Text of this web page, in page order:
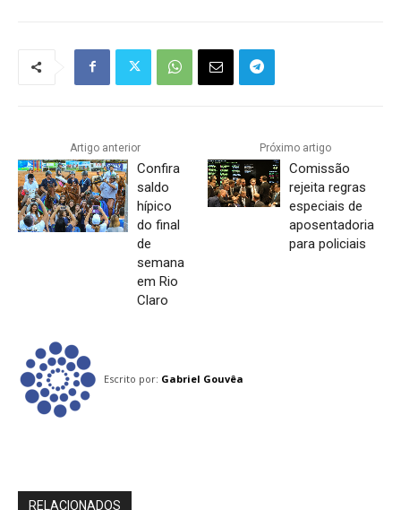
Artigo anterior
Confira
saldo
hípico
do final
de
semana
em Rio
Claro
Próximo artigo
Comissão
rejeita regras
especiais de
aposentadoria
para policiais
Escrito por: Gabriel Gouvêa
RELACIONADOS